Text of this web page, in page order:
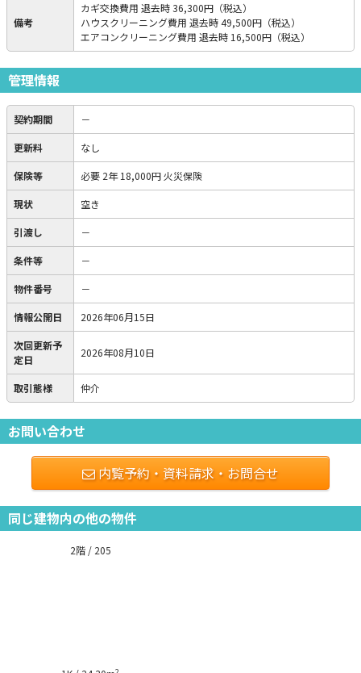
備考
カギ交換費用 退去時 36,300円（税込）
ハウスクリーニング費用 退去時 49,500円（税込）
エアコンクリーニング費用 退去時 16,500円（税込）
管理情報
契約期間 －
更新料 なし
保険等 必要 2年 18,000円 火災保険
現状 空き
引渡し －
条件等 －
物件番号 －
情報公開日 2026年06月15日
次回更新予
定日
2026年08月10日
取引態様 仲介
お問い合わせ
内覧予約・資料請求・お問合せ
同じ建物内の他の物件
2階 / 205